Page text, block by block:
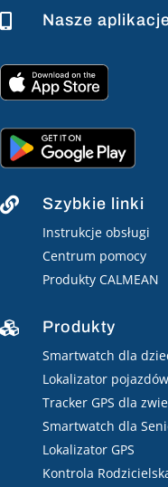
 Nasze
 Szybkie linki
Instrukcje obsługi
Centrum pomocy
Produkty CALMEAN
 Produkty
Smartwatch dla
Lokalizator pojazdów
Tracker GPS dla
Smartwatch dla
Lokalizator GPS
Kontrola